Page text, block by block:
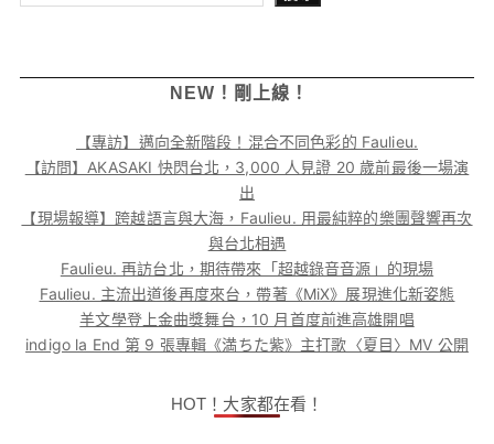
NEW！剛上線！
【專訪】邁向全新階段！混合不同色彩的 Faulieu.
【訪問】AKASAKI 快閃台北，3,000 人見證 20 歲前最後一場演
出
【現場報導】跨越語言與大海，Faulieu. 用最純粹的樂團聲響再次
與台北相遇
Faulieu. 再訪台北，期待帶來「超越錄音音源」的現場
Faulieu. 主流出道後再度來台，帶著《MiX》展現進化新姿態
羊文學登上金曲獎舞台，10 月首度前進高雄開唱
indigo la End 第 9 張專輯《満ちた紫》主打歌〈夏目〉MV 公開
HOT！大家都在看！